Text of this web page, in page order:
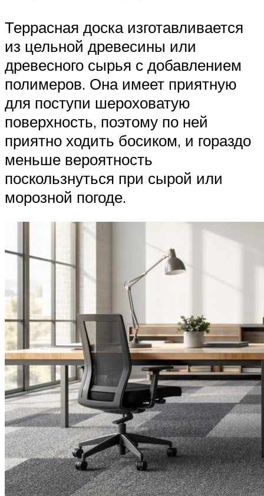
Террасная доска изготавливается
из цельной древесины или
древесного сырья с добавлением
полимеров. Она имеет приятную
для поступи шероховатую
поверхность, поэтому по ней
приятно ходить босиком, и гораздо
меньше вероятность
поскользнуться при сырой или
морозной погоде.